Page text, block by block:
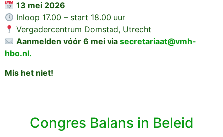
13 mei 2026
Inloop 17.00 – start 18.00 uur
Vergadercentrum Domstad, Utrecht
Aanmelden vóór 6 mei viasecretariaat@vmh-
hbo.nl.
Mis het niet!
Congres Balans in Beleid